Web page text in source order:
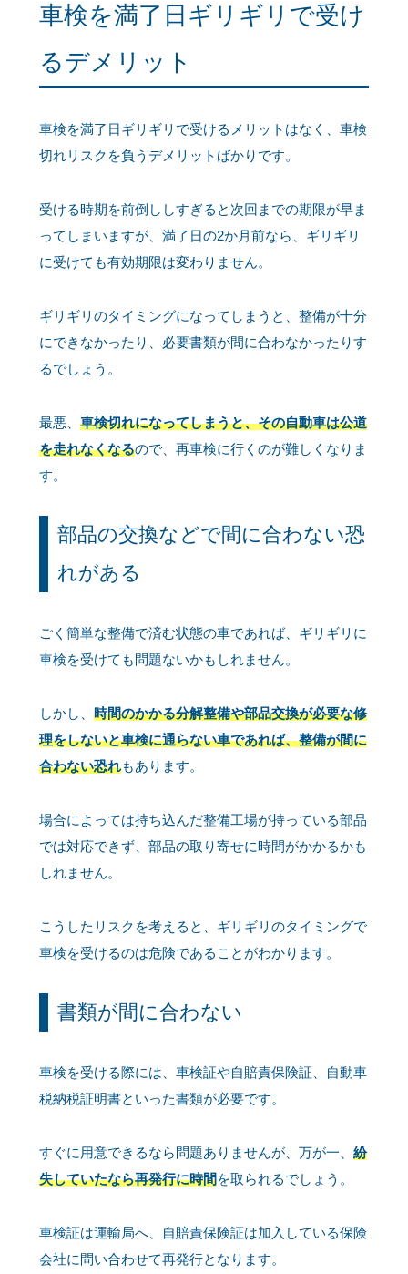
車検を満了日ギリギリで受け
るデメリット
車検を満了日ギリギリで受けるメリットはなく、車検
切れリスクを負うデメリットばかりです。
受ける時期を前倒ししすぎると次回までの期限が早ま
ってしまいますが、満了日の2か月前なら、ギリギリ
に受けても有効期限は変わりません。
ギリギリのタイミングになってしまうと、整備が十分
にできなかったり、必要書類が間に合わなかったりす
るでしょう。
最悪、 車検切れになってしまうと、その自動車は公道
を走れなくなるので、再車検に行くのが難しくなりま
す。
部品の交換などで間に合わない恐
れがある
ごく簡単な整備で済む状態の車であれば、ギリギリに
車検を受けても問題ないかもしれません。
しかし、 時間のかかる分解整備や部品交換が必要な修
理をしないと車検に通らない車であれば、整備が間に
合わない恐れもあります。
場合によっては持ち込んだ整備工場が持っている部品
では対応できず、部品の取り寄せに時間がかかるかも
しれません。
こうしたリスクを考えると、ギリギリのタイミングで
車検を受けるのは危険であることがわかります。
書類が間に合わない
車検を受ける際には、車検証や自賠責保険証、自動車
税納税証明書といった書類が必要です。
すぐに用意できるなら問題ありませんが、万が一、 紛
失していたなら再発行に時間を取られるでしょう。
車検証は運輸局へ、自賠責保険証は加入している保険
会社に問い合わせて再発行となります。